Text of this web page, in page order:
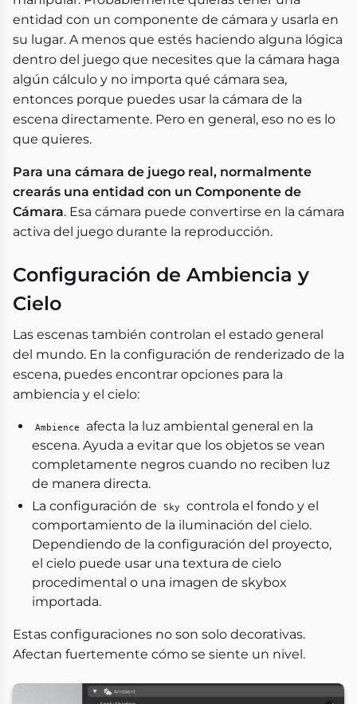
entidad con un componente de cámara y usarla en
su lugar. A menos que estés haciendo alguna lógica
dentro del juego que necesites que la cámara haga
algún cálculo y no importa qué cámara sea,
entonces porque puedes usar la cámara de la
escena directamente. Pero en general, eso no es lo
que quieres.
Para una cámara de juego real, normalmente
crearás una entidad con un Componente de
Cámara. Esa cámara puede convertirse en la cámara
activa del juego durante la reproducción.
Configuración de Ambiencia y
Cielo
Las escenas también controlan el estado general
del mundo. En la configuración de renderizado de la
escena, puedes encontrar opciones para la
ambiencia y el cielo:
Ambience
afecta la luz ambiental general en la
escena. Ayuda a evitar que los objetos se vean
completamente negros cuando no reciben luz
de manera directa.
La configuración de
Sky
controla el fondo y el
comportamiento de la iluminación del cielo.
Dependiendo de la configuración del proyecto,
el cielo puede usar una textura de cielo
procedimental o una imagen de skybox
importada.
Estas configuraciones no son solo decorativas.
Afectan fuertemente cómo se siente un nivel.